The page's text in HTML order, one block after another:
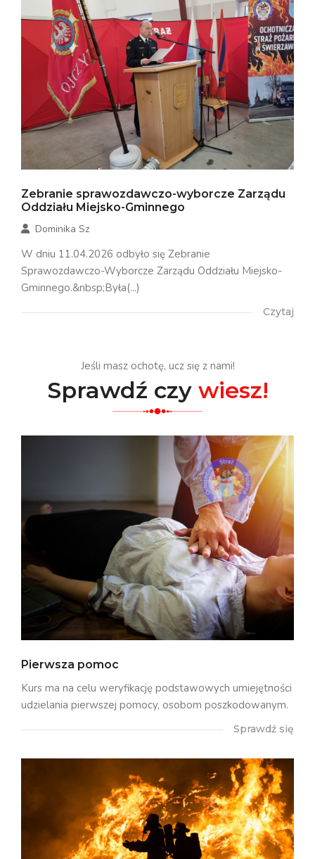
Zebranie sprawozdawczo-wyborcze Zarządu
Oddziału Miejsko-Gminnego
Dominika Sz
W dniu 11.04.2026 odbyło się Zebranie
Sprawozdawczo-Wyborcze Zarządu Oddziału Miejsko-
Gminnego.&nbsp;Była(...)
Czytaj
Jeśli masz ochotę, ucz się z nami!
Sprawdź czy wiesz!
Pierwsza pomoc
Kurs ma na celu weryfikację podstawowych umiejętności
udzielania pierwszej pomocy, osobom poszkodowanym.
Sprawdź się